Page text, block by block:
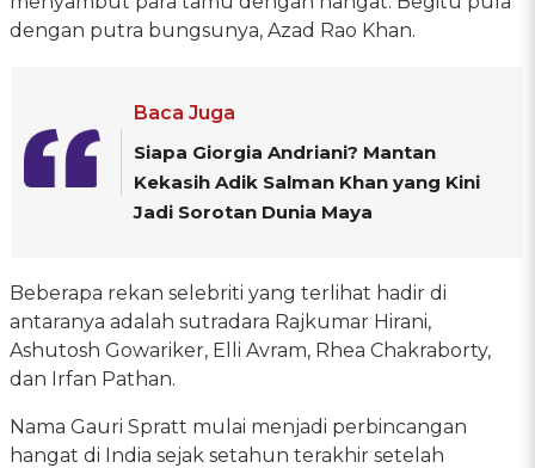
dengan putra bungsunya, Azad Rao Khan.
Baca Juga
Siapa Giorgia Andriani? Mantan
Kekasih Adik Salman Khan yang Kini
Jadi Sorotan Dunia Maya
Beberapa rekan selebriti yang terlihat hadir di
antaranya adalah sutradara Rajkumar Hirani,
Ashutosh Gowariker, Elli Avram, Rhea Chakraborty,
dan Irfan Pathan.
Nama Gauri Spratt mulai menjadi perbincangan
hangat di India sejak setahun terakhir setelah